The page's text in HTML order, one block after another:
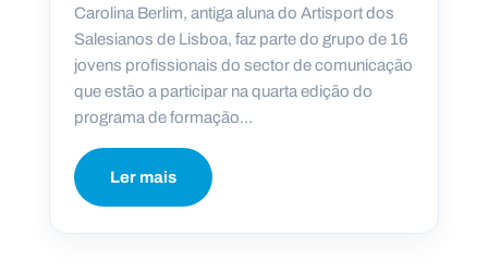
Carolina Berlim, antiga aluna do Artisport dos
Salesianos de Lisboa, faz parte do grupo de 16
jovens profissionais do sector de comunicação
que estão a participar na quarta edição do
programa de formação...
Ler mais
e
w
s
l
e
tt
e